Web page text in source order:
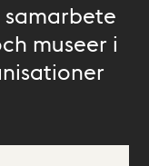
museer i